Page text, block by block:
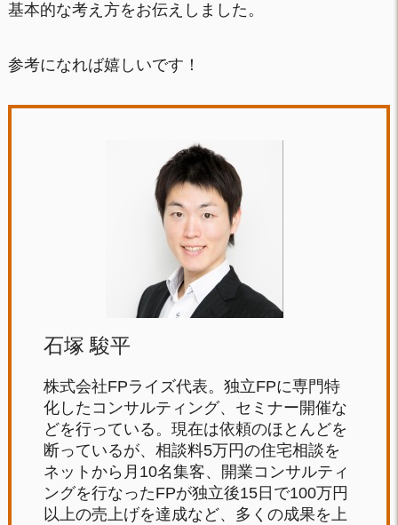
基本的な考え方をお伝えしました。
参考になれば嬉しいです！
石塚 駿平
株式会社FPライズ代表。独立FPに専門特
化したコンサルティング、セミナー開催な
どを行っている。現在は依頼のほとんどを
断っているが、相談料5万円の住宅相談を
ネットから月10名集客、開業コンサルティ
ングを行なったFPが独立後15日で100万円
以上の売上げを達成など、多くの成果を上